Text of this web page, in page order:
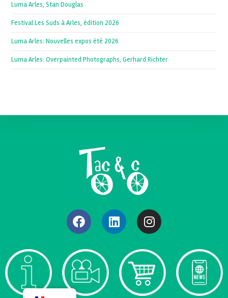
Luma Arles, Stan Douglas
Festival Les Suds à Arles, édition 2026
Luma Arles: Nouvelles expos été 2026
Luma Arles: Overpainted Photographs, Gerhard Richter